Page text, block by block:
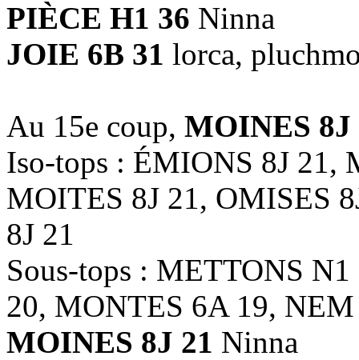
PIÈCE H1 36 Ninna
JOIE 6B 31 lorca,
Au 15e coup, MOINES 8J
Iso-tops : ÉMIONS 8J 21,
MOITES 8J 21, OMISES
8J 21
Sous-tops : METTONS
20, MONTES 6A 19,
MOINES 8J 21 Ninna